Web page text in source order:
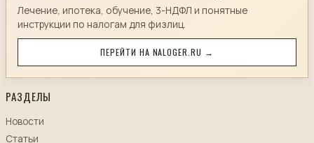
Лечение, ипотека, обучение, 3-НДФЛ и понятные
инструкции по налогам для физлиц.
ПЕРЕЙТИ НА NALOGER.RU →
РАЗДЕЛЫ
Новости
Статьи